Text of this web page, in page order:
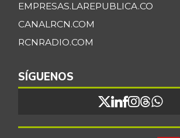
EMPRESAS.LAREPUBLICA.CO
CANALRCN.COM
RCNRADIO.COM
SÍGUENOS